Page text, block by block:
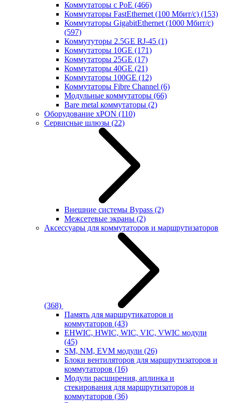
Коммутаторы с PoE (466)
Коммутаторы FastEthernet (100 Мбит/с) (153)
Коммутаторы GigabitEthernet (1000 Мбит/с)
(597)
Коммутуторы 2.5GE RJ-45 (1)
Коммутаторы 10GE (171)
Коммутаторы 25GE (17)
Коммутаторы 40GE (21)
Коммутаторы 100GE (12)
Коммутаторы Fibre Channel (6)
Модульные коммутаторы (66)
Bare metal коммутаторы (2)
Оборудование xPON (110)
Сервисные шлюзы (22)
Внешние системы Bypass (2)
Межсетевые экраны (2)
Аксессуары для коммутаторов и маршрутизаторов
(368)
Память для маршрутикаторов и
коммутаторов (43)
EHWIC, HWIC, WIC, VIC, VWIC модули
(45)
SM, NM, EVM модули (26)
Блоки вентиляторов для маршрутизаторов и
коммутаторов (16)
Модули расширения, аплинка и
стекирования для маршрутизаторов и
коммутаторов (36)